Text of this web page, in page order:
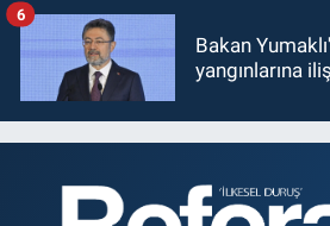
Bakan
yangınlarına
6